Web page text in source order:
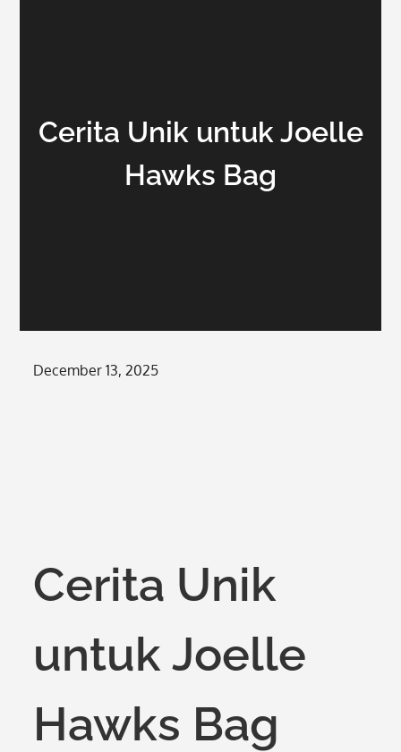
Cerita Unik untuk Joelle
Hawks Bag
Posted
December 13, 2025
Cerita Unik
untuk Joelle
Hawks Bag